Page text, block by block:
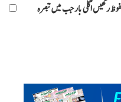
رکھیں اگلی بار جب میں تبصرہ